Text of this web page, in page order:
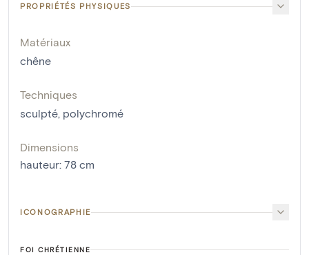
PROPRIÉTÉS PHYSIQUES
Matériaux
chêne
Techniques
sculpté, polychromé
Dimensions
hauteur: 78 cm
ICONOGRAPHIE
FOI CHRÉTIENNE